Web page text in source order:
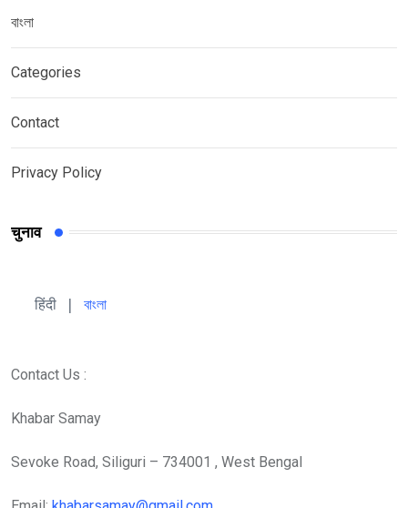
বাংলা
Categories
Contact
Privacy Policy
चुनाव
हिंदी বাংলা
Contact Us :
Khabar Samay
Sevoke Road, Siliguri – 734001 , West Bengal